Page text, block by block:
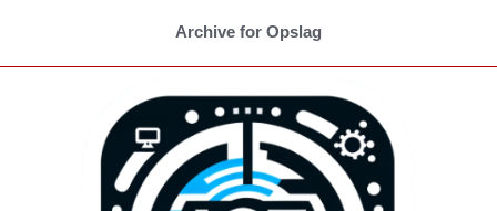
Archive for Opslag